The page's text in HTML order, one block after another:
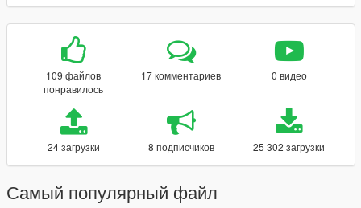
109 файлов
понравилось
17 комментариев 0 видео
24 загрузки 8 подписчиков 25 302 загрузки
Самый популярный файл